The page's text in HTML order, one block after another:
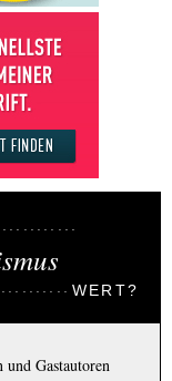
WERT?
und Gastautoren